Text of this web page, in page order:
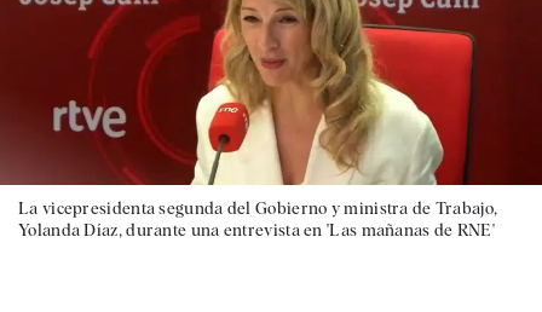
La vicepresidenta segunda del Gobierno y ministra de Trabajo,
Yolanda Díaz, durante una entrevista en 'Las mañanas de RNE'